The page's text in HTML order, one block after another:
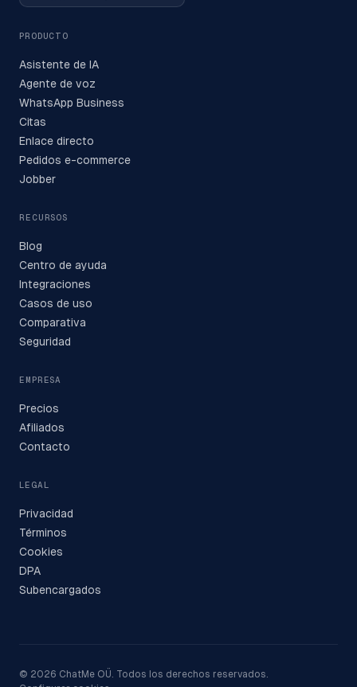
PRODUCTO
Asistente de IA
Agente de voz
WhatsApp Business
Citas
Enlace directo
Pedidos e-commerce
Jobber
RECURSOS
Blog
Centro de ayuda
Integraciones
Casos de uso
Comparativa
Seguridad
EMPRESA
Precios
Afiliados
Contacto
LEGAL
Privacidad
Términos
Cookies
DPA
Subencargados
© 2026 ChatMe OÜ. Todos los derechos reservados.